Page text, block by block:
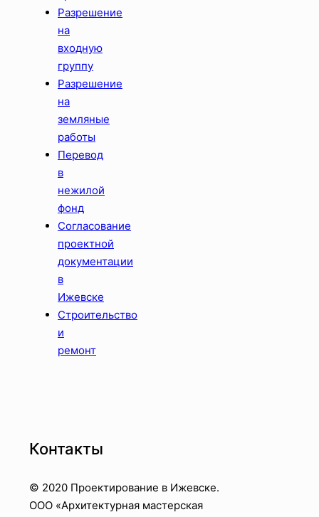
Разрешение
на
входную
группу
Разрешение
на
земляные
работы
Перевод
в
нежилой
фонд
Согласование
проектной
документации
в
Ижевске
Строительство
и
ремонт
Контакты
© 2020 Проектирование в Ижевске.
OOO «Архитектурная мастерская